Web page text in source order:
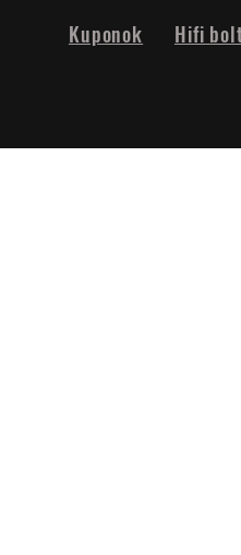
Hifi
Kuponok